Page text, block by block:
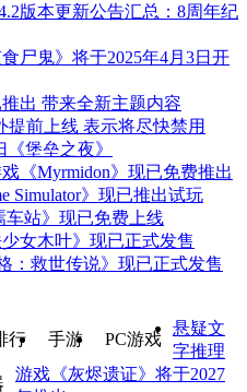
版本更新公告汇总：8周年纪
尸鬼》将于2025年4月3日开
出 带来全新主题内容
提前上线 表示将尽快禁用
《堡垒之夜》
《Myrmidon》现已免费推出
Simulator》现已推出试玩
站》现已免费上线
女木叶》现已正式发售
：救世传说》现已正式发售
行 手游 PC游戏
悬疑文
字推理
游戏《灰烬遗证》将于2027